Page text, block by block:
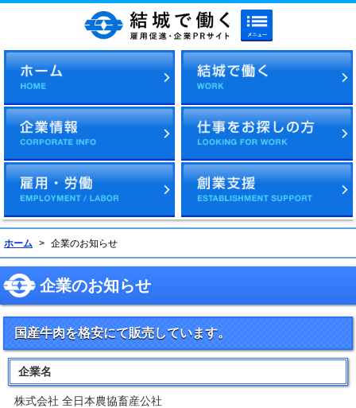
結城で働く 雇用促進・
ホーム > 企業のお知らせ
企業のお知らせ
国産牛肉を格安にて販売しています。
企業名
株式会社 全日本農協畜産公社